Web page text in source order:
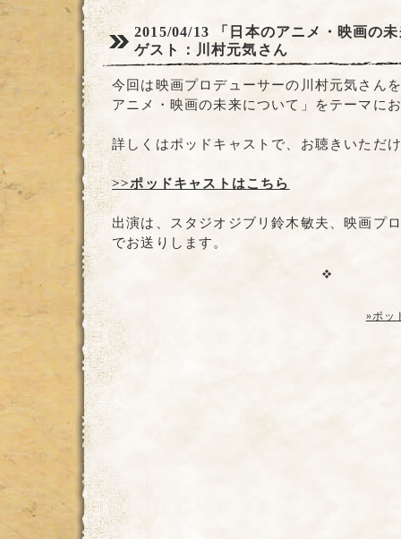
2015/04/13
「日本のアニメ・映画の
ゲスト：川村元気さん
今回は映画プロデューサーの川村元気さん
アニメ・映画の未来について」をテーマに
詳しくはポッドキャストで、お聴きいただ
>>ポッドキャストはこちら
出演は、スタジオジブリ鈴木敏夫、映画プ
でお送りします。
»ポッ